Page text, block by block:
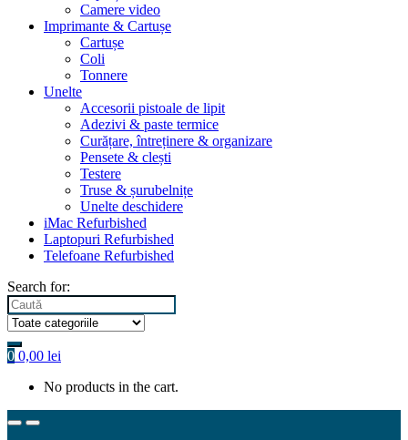
Camere video
Imprimante & Cartușe
Cartușe
Coli
Tonnere
Unelte
Accesorii pistoale de lipit
Adezivi & paste termice
Curățare, întreținere & organizare
Pensete & clești
Testere
Truse & șurubelnițe
Unelte deschidere
iMac Refurbished
Laptopuri Refurbished
Telefoane Refurbished
Search for:
0 0,00 lei
No products in the cart.